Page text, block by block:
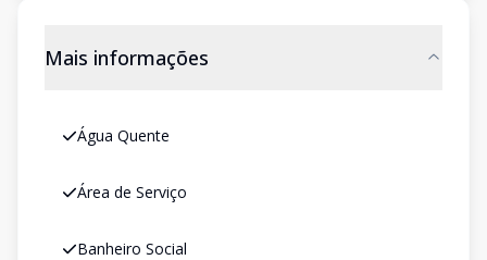
Mais informações
Água Quente
Área de Serviço
Banheiro Social